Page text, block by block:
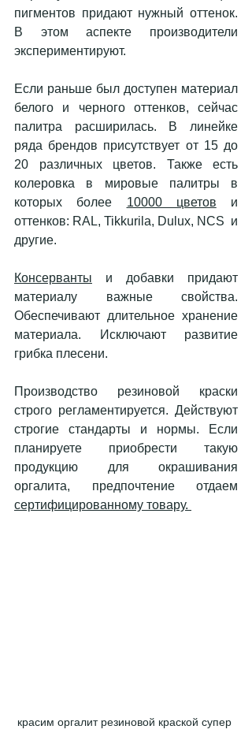
пигментов придают нужный оттенок.
В этом аспекте производители
экспериментируют.
Если раньше был доступен материал
белого и черного оттенков, сейчас
палитра расширилась. В линейке
ряда брендов присутствует от 15 до
20 различных цветов. Также есть
колеровка в мировые палитры в
которых более 10000 цветов и
оттенков: RAL, Tikkurila, Dulux, NCS  и
другие.
Консерванты и добавки придают
материалу важные свойства.
Обеспечивают длительное хранение
материала. Исключают развитие
грибка плесени.
Производство резиновой краски
строго регламентируется. Действуют
строгие стандарты и нормы. Если
планируете приобрести такую
продукцию для окрашивания
сертифицированному товару.
красим оргалит резиновой краской супер